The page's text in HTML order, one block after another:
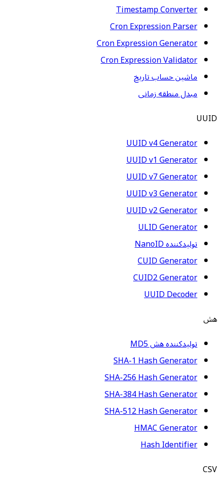
Timestamp Converter
Cron Expression Parser
Cron Expression Generator
Cron Expression Validator
ماشین حساب تاریخ
مبدل منطقه زمانی
UUID
UUID v4 Generator
UUID v1 Generator
UUID v7 Generator
UUID v3 Generator
UUID v2 Generator
ULID Generator
تولیدکننده NanoID
CUID Generator
CUID2 Generator
UUID Decoder
هش
تولیدکننده هش MD5
SHA-1 Hash Generator
SHA-256 Hash Generator
SHA-384 Hash Generator
SHA-512 Hash Generator
HMAC Generator
Hash Identifier
CSV